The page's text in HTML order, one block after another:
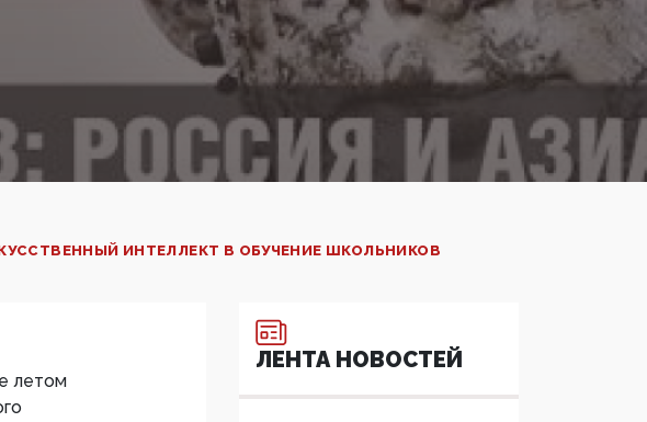
ИНТЕЛЛЕКТ В ОБУЧЕНИЕ ШКОЛЬНИКОВ
летом
ЛЕНТА НОВОСТЕЙ